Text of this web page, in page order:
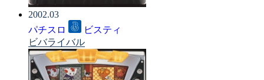
2002.03
パチスロ
ビスティ
ビバライバル